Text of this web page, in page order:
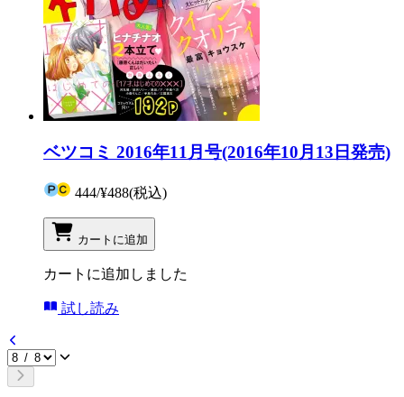
ベツコミ 2016年11月号(2016年10月13日発売)
444/¥488(税込)
カートに追加
カートに追加しました
試し読み